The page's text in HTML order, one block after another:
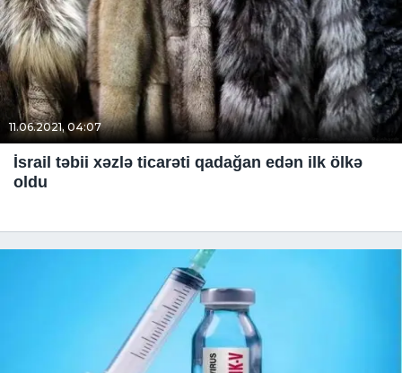
11.06.2021, 04:07
İsrail təbii xəzlə ticarəti qadağan edən ilk ölkə
oldu